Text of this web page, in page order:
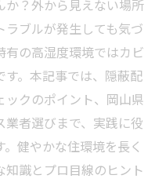
か？外から見えない場所
ブルが発生しても気づ
有の高湿度環境ではカビ
。本記事では、隠蔽配
クのポイント、岡山県
者選びまで、実践に役
健やかな住環境を長く
識とプロ目線のヒント